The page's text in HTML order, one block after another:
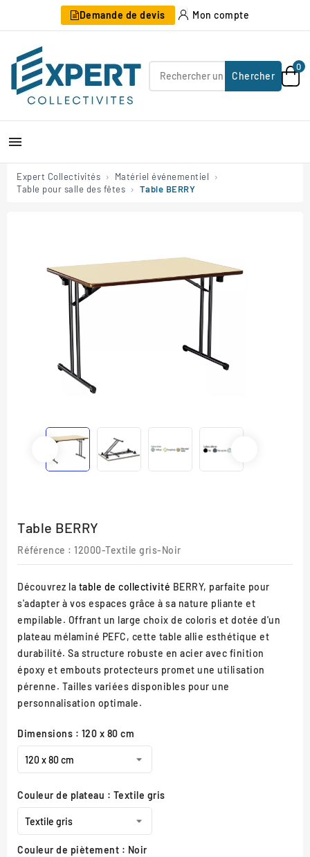
Demande de devis Mon compte
Chercher
0

Expert Collectivités
Matériel événementiel
Table pour salle des fêtes
Table BERRY
Table BERRY
Référence : 12000-Textile gris-Noir
Découvrez la table de collectivité BERRY, parfaite pour
s'adapter à vos espaces grâce à sa nature pliante et
empilable. Offrant un large choix de coloris et dotée d'un
plateau mélaminé PEFC, cette table allie esthétique et
durabilité. Sa structure robuste en acier avec finition
époxy et embouts protecteurs promet une utilisation
pérenne. Tailles variées disponibles pour une
personnalisation optimale.
Dimensions : 120 x 80 cm
Couleur de plateau : Textile gris
Couleur de piètement : Noir